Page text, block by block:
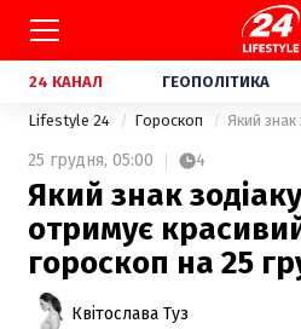
24 КАНАЛ ГЕОПОЛІТИКА
Lifestyle 24 Гороскоп
25 грудня, 05:00 4
Який знак
отримує
гороскоп на 25
Квітослава Туз